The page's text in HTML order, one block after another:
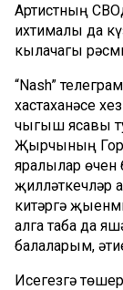
Артистның
ихтималы да
кылачагы
“Nash”
хастаханәсе
чыгыш ясавы
Җырчының
яралылар өчен
җилләткечләр
китәргә
алга таба да
балаларым,
Исегезгә